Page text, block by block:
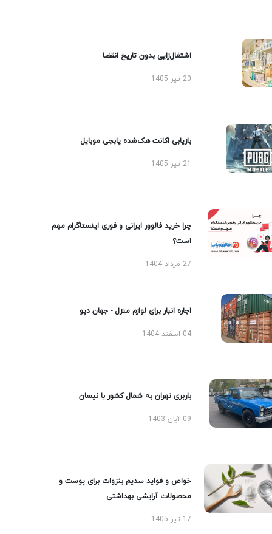
اشتغال‌زایی بدون تاریخ انقضا
20 تیر 1405
بازیابی اکانت هک‌شده پابجی موبایل
چرا خرید فالوور ایرانی و فوری اینستاگرام مهم
است؟
27 مرداد 1404
اجاره انبار برای لوازم منزل - جهان دپو
04 اسفند 1404
باربری تهران به شمال کشور با نیسان
09 آبان 1403
خواص و فواید سدیم بنزوات برای پوست و
محصولات آرایشی بهداشتی
17 تیر 1405